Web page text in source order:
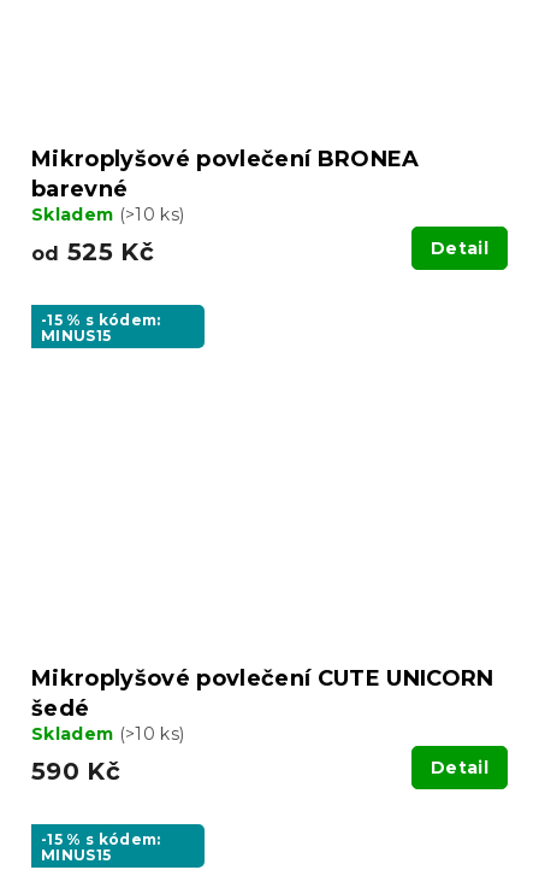
Mikroplyšové povlečení BRONEA
barevné
Skladem (>10 ks)
od 525 Kč Detail
-15 % s kódem:
MINUS15
Mikroplyšové povlečení CUTE UNICORN
šedé
Skladem (>10 ks)
590 Kč Detail
-15 % s kódem:
MINUS15